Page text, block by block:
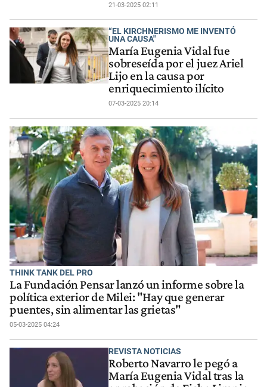
21-03-2025 02:11
“EL KIRCHNERISMO ME INVENTÓ
UNA CAUSA"
María Eugenia Vidal fue
sobreseída por el juez Ariel
Lijo en la causa por
enriquecimiento ilícito
07-03-2025 20:14
THINK TANK DEL PRO
La Fundación Pensar lanzó un informe sobre la
política exterior de Milei: "Hay que generar
puentes, sin alimentar las grietas"
05-03-2025 04:24
REVISTA NOTICIAS
Roberto Navarro le pegó a
María Eugenia Vidal tras la